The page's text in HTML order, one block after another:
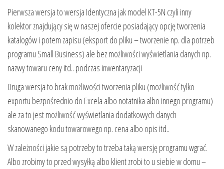
Pierwsza wersja to wersja Identyczna jak model KT-5N czyli inny
kolektor znajdujący się w naszej ofercie posiadający opcję tworzenia
katalogów i potem zapisu (eksport do pliku – tworzenie np. dla potrzeb
programu Small Business) ale bez możliwości wyświetlania danych np.
nazwy towaru ceny itd.. podczas inwentaryzacji
Druga wersja to brak możliwości tworzenia pliku (możliwość tylko
exportu bezpośrednio do Excela albo notatnika albo innego programu)
ale za to jest możliwość wyświetlania dodatkowych danych
skanowanego kodu towarowego np. cena albo opis itd..
W zależności jakie są potrzeby to trzeba taką wersję programu wgrać.
Albo zrobimy to przed wysyłką albo klient zrobi to u siebie w domu –